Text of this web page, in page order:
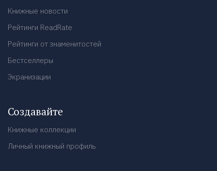
Книжные новости
Рейтинги ReadRate
Рейтинги от знаменитостей
Бестселлеры
Экранизации
Создавайте
Книжные коллекции
Личный книжный профиль